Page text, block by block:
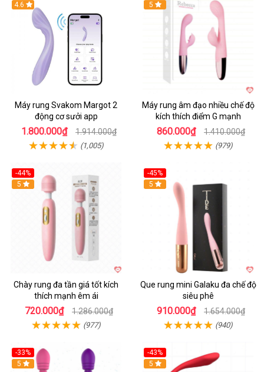
4.6
Máy rung Svakom Margot 2
động cơ sưởi app
1.800.000₫ 1.914.000₫
(1,005)
Hot
5
Máy rung âm đạo nhiều chế độ
kích thích điểm G mạnh
860.000₫ 1.410.000₫
(979)
-44%
Hot
5
Chày rung đa tần giá tốt kích
thích mạnh êm ái
720.000₫ 1.286.000₫
(977)
-45%
Hot
5
Que rung mini Galaku đa chế độ
siêu phê
910.000₫ 1.654.000₫
(940)
-33%
Hot
5
-43%
Hot
5